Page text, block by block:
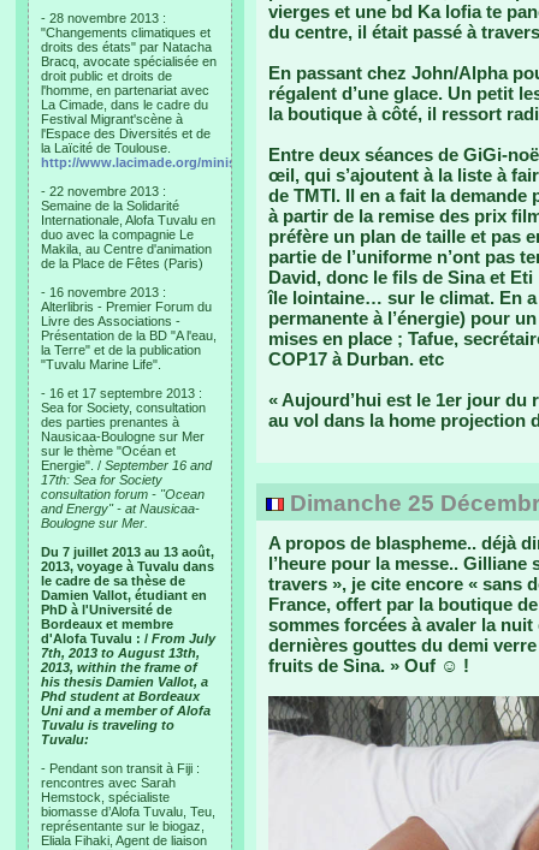
- 28 novembre 2013 :
"Changements climatiques et
droits des états" par Natacha
Bracq, avocate spécialisée en
droit public et droits de
l'homme, en partenariat avec
La Cimade, dans le cadre du
Festival Migrant'scène à
l'Espace des Diversités et de
la Laïcité de Toulouse.
http://www.lacimade.org/minisites/migrantscene
- 22 novembre 2013 :
Semaine de la Solidarité
Internationale, Alofa Tuvalu en
duo avec la compagnie Le
Makila, au Centre d'animation
de la Place de Fêtes (Paris)
- 16 novembre 2013 :
Alterlibris - Premier Forum du
Livre des Associations -
Présentation de la BD "A l'eau,
la Terre" et de la publication
"Tuvalu Marine Life".
- 16 et 17 septembre 2013 :
Sea for Society, consultation
des parties prenantes à
Nausicaa-Boulogne sur Mer
sur le thème "Océan et
Energie". / September 16 and
17th: Sea for Society
consultation forum - "Ocean
and Energy" - at Nausicaa-
Boulogne sur Mer.
Du 7 juillet 2013 au 13 août,
2013, voyage à Tuvalu dans
le cadre de sa thèse de
Damien Vallot, étudiant en
PhD à l'Université de
Bordeaux et membre
d'Alofa Tuvalu : / From July
7th, 2013 to August 13th,
2013, within the frame of
his thesis Damien Vallot, a
Phd student at Bordeaux
Uni and a member of Alofa
Tuvalu is traveling to
Tuvalu:
- Pendant son transit à Fiji :
rencontres avec Sarah
Hemstock, spécialiste
biomasse d’Alofa Tuvalu, Teu,
représentante sur le biogaz,
Eliala Fihaki, Agent de liaison
vierges et une bd Ka lofia te
du centre, il était passé à
En passant chez John/Alpha
régalent d’une glace. Un petit
la boutique à côté, il ressort
Entre deux séances de GiGi-
œil, qui s’ajoutent à la liste à
de TMTI. Il en a fait la
à partir de la remise des prix
préfère un plan de taille et pas
partie de l’uniforme n’ont pas
David, donc le fils de Sina et
île lointaine… sur le climat. En a
permanente à l’énergie) pour
mises en place ; Tafue,
COP17 à Durban. etc
« Aujourd’hui est le 1er jour
au vol dans la home projection
Dimanche 25
A propos de blaspheme.. déjà
l’heure pour la messe.. Gilliane
travers », je cite encore « sans
France, offert par la boutique
sommes forcées à avaler la
dernières gouttes du demi
fruits de Sina. » Ouf ☺ !